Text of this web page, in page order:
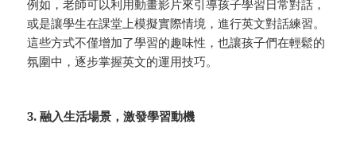
例如，老師可以利用動畫影片來引導孩子學習日常對話，
或是讓學生在課堂上模擬實際情境，進行英文對話練習。
這些方式不僅增加了學習的趣味性，也讓孩子們在輕鬆的
氛圍中，逐步掌握英文的運用技巧。
3. 融入生活場景，激發學習動機